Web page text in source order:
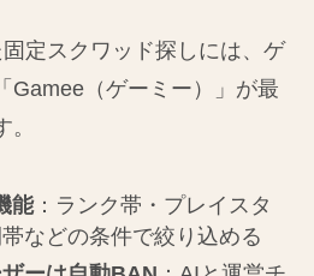
定スクワッド探しには、ゲ
Gamee（ゲーミー）」が最
能：ランク帯・プレイスタ
などの条件で絞り込める